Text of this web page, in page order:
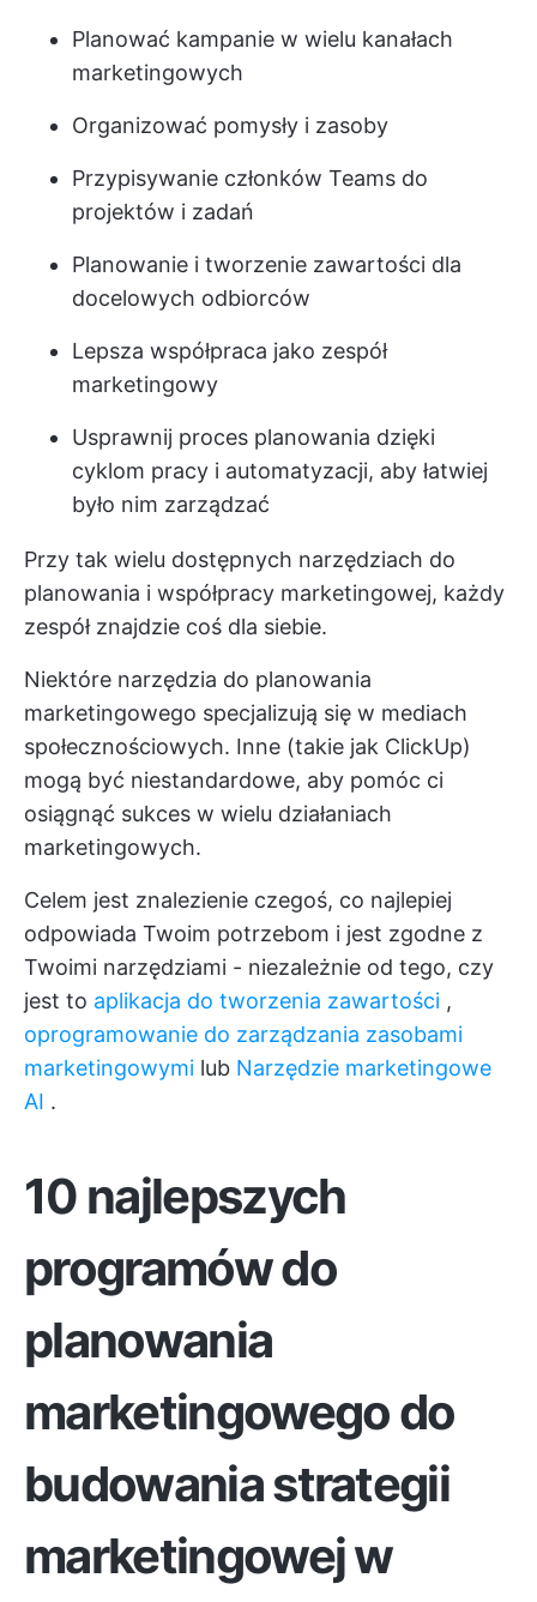
Planować kampanie w wielu kanałach
marketingowych
Organizować pomysły i zasoby
Przypisywanie członków Teams do
projektów i zadań
Planowanie i tworzenie zawartości dla
docelowych odbiorców
Lepsza współpraca jako zespół
marketingowy
Usprawnij proces planowania dzięki
cyklom pracy i automatyzacji, aby łatwiej
było nim zarządzać
Przy tak wielu dostępnych narzędziach do
planowania i współpracy marketingowej, każdy
zespół znajdzie coś dla siebie.
Niektóre narzędzia do planowania
marketingowego specjalizują się w mediach
społecznościowych. Inne (takie jak ClickUp)
mogą być niestandardowe, aby pomóc ci
osiągnąć sukces w wielu działaniach
marketingowych.
Celem jest znalezienie czegoś, co najlepiej
odpowiada Twoim potrzebom i jest zgodne z
Twoimi narzędziami - niezależnie od tego, czy
jest to aplikacja do tworzenia zawartości ,
oprogramowanie do zarządzania zasobami
marketingowymi lub Narzędzie marketingowe
AI .
10 najlepszych
programów do
planowania
marketingowego do
budowania strategii
marketingowej w